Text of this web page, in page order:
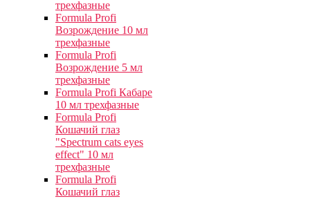
трехфазные
Formula Profi
Возрождение 10 мл
трехфазные
Formula Profi
Возрождение 5 мл
трехфазные
Formula Profi Кабаре
10 мл трехфазные
Formula Profi
Кошачий глаз
"Spectrum cats eyes
effect" 10 мл
трехфазные
Formula Profi
Кошачий глаз